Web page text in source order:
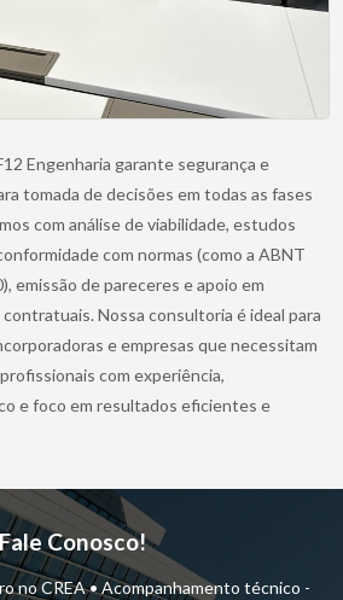
Engenharia garante segurança e
tomada de decisões em todas as fases
com análise de viabilidade, estudos
com normas (como a ABNT
emissão de pareceres e apoio em
Nossa consultoria é ideal para
e empresas que necessitam
com experiência,
e foco em resultados eficientes e
Fale Conosco!
no CREA • Acompanhamento técnico -